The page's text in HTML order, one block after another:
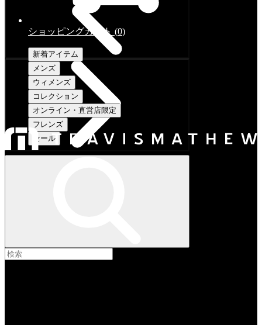
ショッピングカート (0)
新着アイテム
メンズ
ウィメンズ
コレクション
オンライン・直営店限定
フレンズ
セール